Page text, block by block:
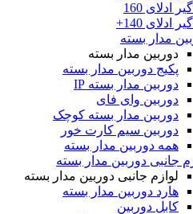
ادلای 160
ادلای 140+
مدار بسته
دوربین مدار بسته
پکیج دوربین مدار بسته
دوربین مدار بسته IP
دوربین وای فای
دوربین مدار بسته کوچک
دوربین سیم کارت خور
همه دوربین مدار بسته
جانبی دوربین مدار بسته
لوازم جانبی دوربین مدار بسته
هارد دوربین مدار بسته
کابل دوربین